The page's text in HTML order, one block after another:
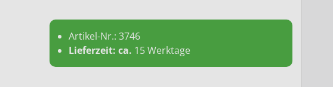
Artikel-Nr.:3746
Lieferzeit: ca. 15 Werktage